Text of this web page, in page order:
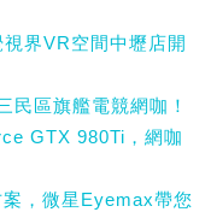
界VR空間中壢店開
民區旗艦電競網咖！
GTX 980Ti，網咖
，微星Eyemax帶您